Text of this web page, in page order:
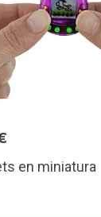
en miniatura